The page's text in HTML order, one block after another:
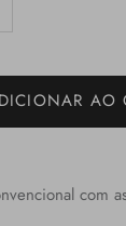
AO
com